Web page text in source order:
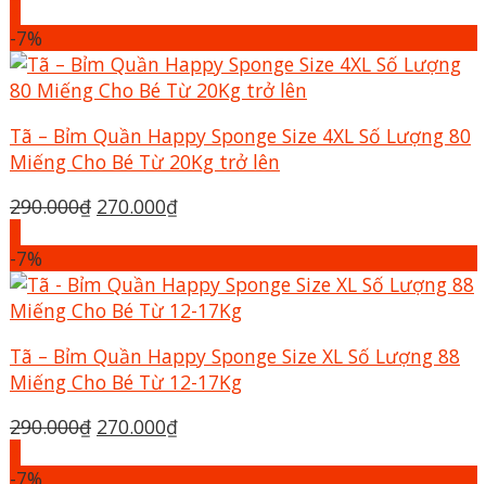
290.000₫.là:
270.000₫.
-7%
Tã – Bỉm Quần Happy Sponge Size 4XL Số Lượng 80
Miếng Cho Bé Từ 20Kg trở lên
290.000₫ Giá
290.000₫.
270.000₫Giá
là:
270.000₫.
-7%
Tã – Bỉm Quần Happy Sponge Size XL Số Lượng 88
Miếng Cho Bé Từ 12-17Kg
290.000₫ Giá
270.000₫Giá